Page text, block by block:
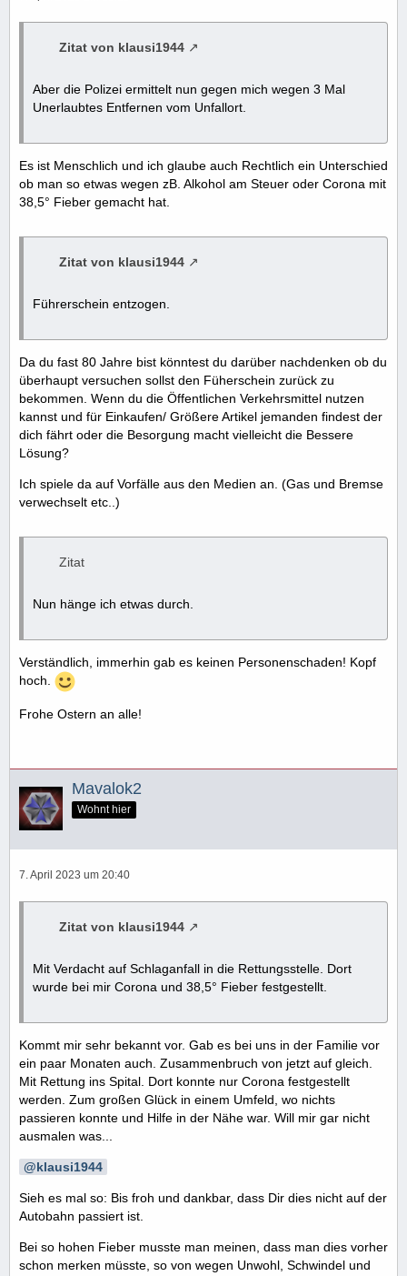
Zitat von klausi1944
Aber die Polizei ermittelt nun gegen mich wegen 3 Mal
Unerlaubtes Entfernen vom Unfallort.
Es ist Menschlich und ich glaube auch Rechtlich ein Unterschied
ob man so etwas wegen zB. Alkohol am Steuer oder Corona mit
38,5° Fieber gemacht hat.
Zitat von klausi1944
Führerschein entzogen.
Da du fast 80 Jahre bist könntest du darüber nachdenken ob du
überhaupt versuchen sollst den Füherschein zurück zu
bekommen. Wenn du die Öffentlichen Verkehrsmittel nutzen
kannst und für Einkaufen/ Größere Artikel jemanden findest der
dich fährt oder die Besorgung macht vielleicht die Bessere
Lösung?
Ich spiele da auf Vorfälle aus den Medien an. (Gas und Bremse
verwechselt etc..)
Zitat
Nun hänge ich etwas durch.
Verständlich, immerhin gab es keinen Personenschaden! Kopf
hoch.
Frohe Ostern an alle!
Mavalok2
Wohnt hier
7. April 2023 um 20:40
Zitat von klausi1944
Mit Verdacht auf Schlaganfall in die Rettungsstelle. Dort
wurde bei mir Corona und 38,5° Fieber festgestellt.
Kommt mir sehr bekannt vor. Gab es bei uns in der Familie vor
ein paar Monaten auch. Zusammenbruch von jetzt auf gleich.
Mit Rettung ins Spital. Dort konnte nur Corona festgestellt
werden. Zum großen Glück in einem Umfeld, wo nichts
passieren konnte und Hilfe in der Nähe war. Will mir gar nicht
ausmalen was...
klausi1944
Sieh es mal so: Bis froh und dankbar, dass Dir dies nicht auf der
Autobahn passiert ist.
Bei so hohen Fieber musste man meinen, dass man dies vorher
schon merken müsste, so von wegen Unwohl, Schwindel und